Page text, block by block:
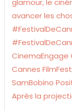
Après la